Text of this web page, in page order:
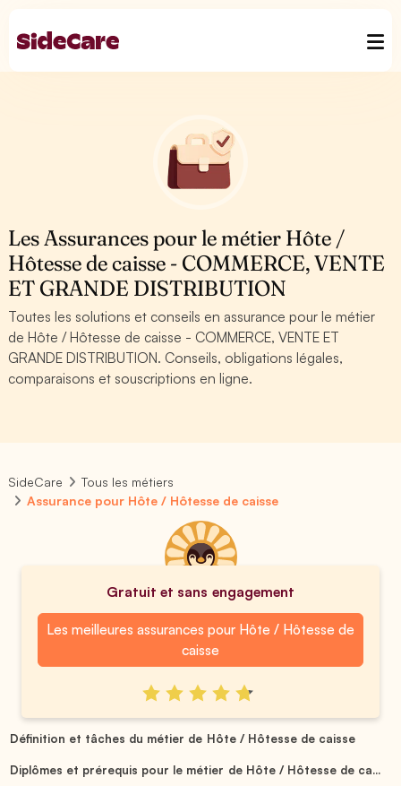
Les Assurances pour le métier Hôte /
Hôtesse de caisse - COMMERCE, VENTE
ET GRANDE DISTRIBUTION
Toutes les solutions et conseils en assurance pour le métier
de Hôte / Hôtesse de caisse - COMMERCE, VENTE ET
GRANDE DISTRIBUTION. Conseils, obligations légales,
comparaisons et souscriptions en ligne.
SideCare
Tous les métiers
Assurance pour Hôte / Hôtesse de caisse
Gratuit et sans engagement
Les meilleures assurances pour Hôte / Hôtesse de
caisse
Définition et tâches du métier de Hôte / Hôtesse de caisse
Diplômes et prérequis pour le métier de Hôte / Hôtesse de ca...